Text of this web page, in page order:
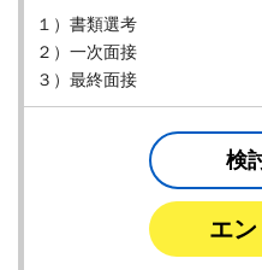
１）書類選考
２）一次面接
３）最終面接
検
エ